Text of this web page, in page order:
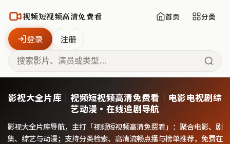
视频短视频高清免费看 首页 分类
登录 注册
影视大全片库｜视频短视频高清免费看｜电影电视剧综
艺动漫·在线追剧导航
影视大全片库导航，主打「视频短视频高清免费看」：聚合电影、剧
集、综艺与动漫；支持分类检索、高清流畅点播与榜单推荐，免费在